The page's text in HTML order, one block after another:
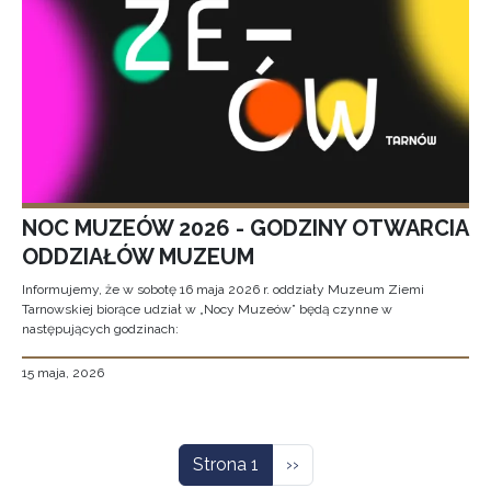
NOC MUZEÓW 2026 - GODZINY OTWARCIA
ODDZIAŁÓW MUZEUM
Informujemy, że w sobotę 16 maja 2026 r. oddziały Muzeum Ziemi
Tarnowskiej biorące udział w „Nocy Muzeów” będą czynne w
następujących godzinach:
15 maja, 2026
Strona 1 Następna strona
››